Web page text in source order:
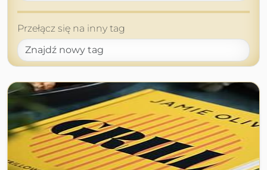
Przełącz się na inny tag